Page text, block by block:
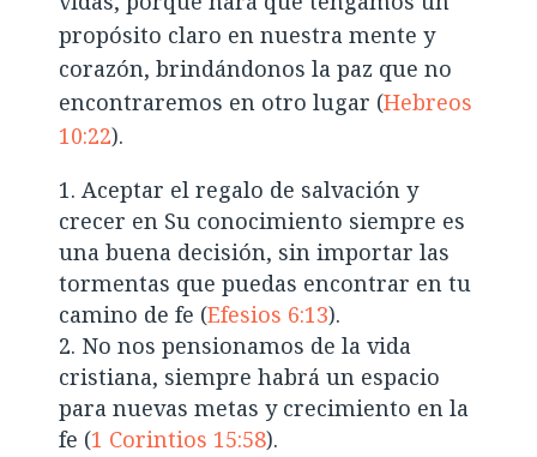
propósito claro en nuestra mente y
corazón, brindándonos la paz que no
encontraremos en otro lugar (Hebreos
10:22).
Aceptar el regalo de salvación y
crecer en Su conocimiento siempre es
una buena decisión, sin importar las
tormentas que puedas encontrar en tu
camino de fe (Efesios 6:13).
No nos pensionamos de la vida
cristiana, siempre habrá un espacio
para nuevas metas y crecimiento en la
fe (1 Corintios 15:58).